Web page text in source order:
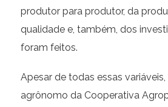
produtor para produtor, da
qualidade e, também, dos
foram feitos.
Apesar de todas essas
agrônomo da Cooperativa